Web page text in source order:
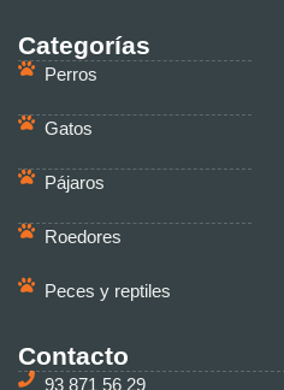
Categorías
Perros
Gatos
Pájaros
Roedores
Peces y reptiles
Contacto
93 871 56 29